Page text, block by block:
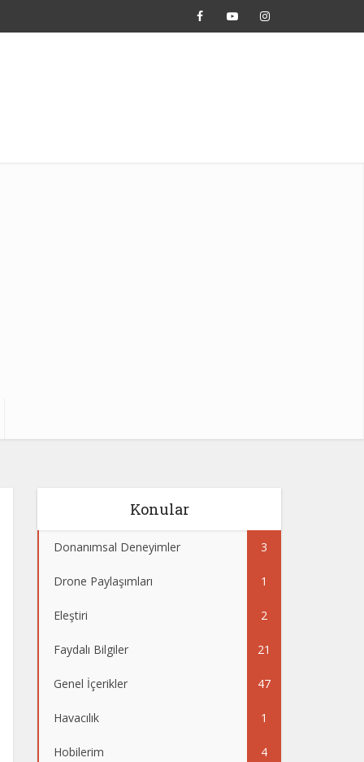
Konular
Donanımsal Deneyimler 3
Drone Paylaşımları 1
Eleştiri 2
Faydalı Bilgiler 21
Genel İçerikler 47
Havacılık 1
Hobilerim 4